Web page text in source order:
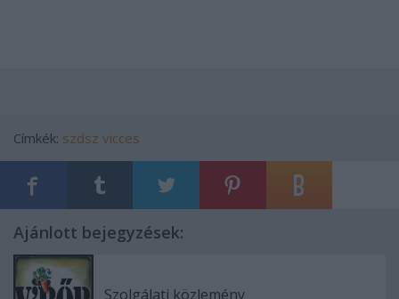
Címkék: szdsz vicces
Ajánlott bejegyzések:
Szolgálati közlemény